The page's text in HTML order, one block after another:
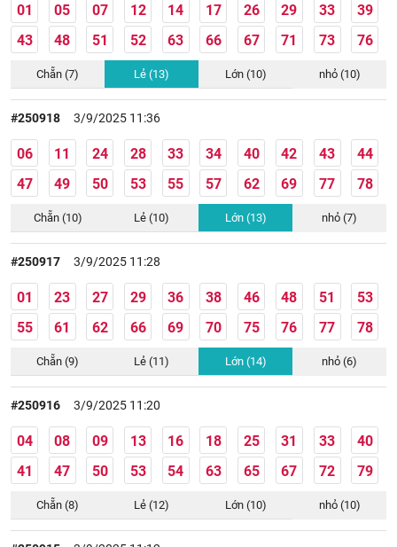
01 05 07 12 14 17 26 29 33
39
43
48 51 52 63 66 67 71 73 76
Chẵn (7) Lẻ (13) Lớn (10) nhỏ (10)
#250918 3/9/2025 11:36
06 11 24 28 33 34 40 42 43
44
47
49 50 53 55 57 62 69 77 78
Chẵn (10) Lẻ (10) Lớn (13) nhỏ (7)
#250917 3/9/2025 11:28
01 23 27 29 36 38 46 48 51
53
55
61 62 66 69 70 75 76 77 78
Chẵn (9) Lẻ (11) Lớn (14) nhỏ (6)
#250916 3/9/2025 11:20
04 08 09 13 16 18 25 31 33
40
41
47 50 53 54 63 65 67 72 79
Chẵn (8) Lẻ (12) Lớn (10) nhỏ (10)